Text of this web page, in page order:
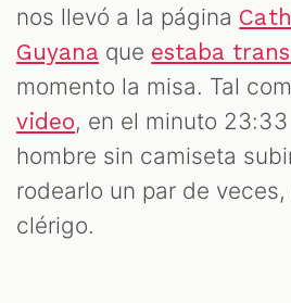
nos llevó a la página
Guyana que estaba
momento la misa. Tal
video, en el minuto
hombre sin camiseta
rodearlo un par de
clérigo.